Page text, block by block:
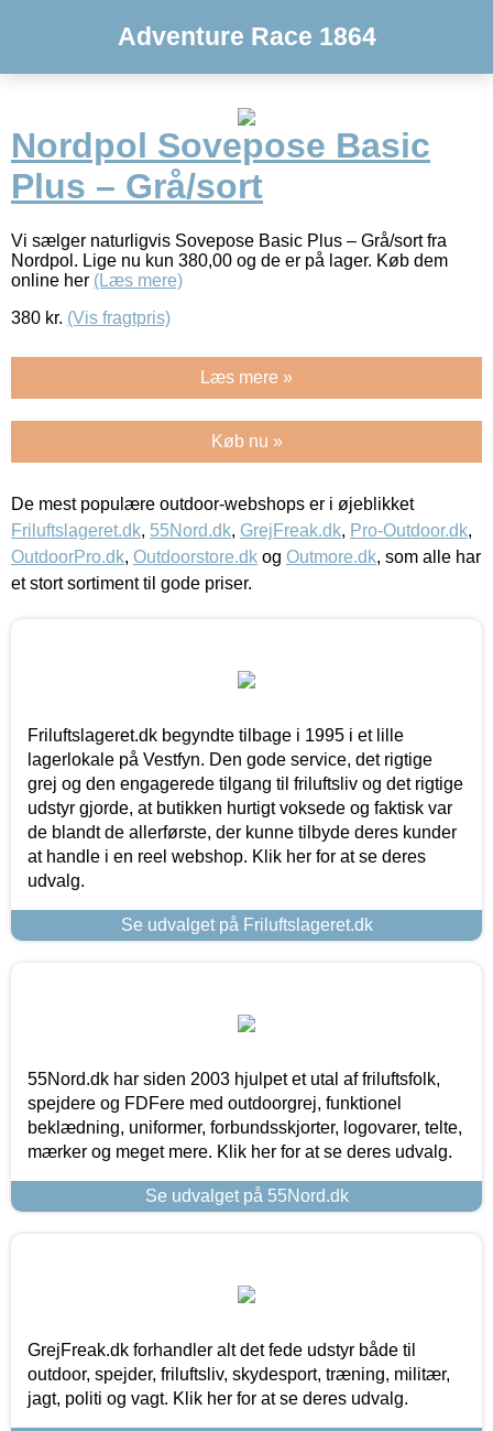
Adventure Race 1864
Nordpol Sovepose Basic
Plus – Grå/sort
Vi sælger naturligvis Sovepose Basic Plus – Grå/sort fra
Nordpol. Lige nu kun 380,00 og de er på lager. Køb dem
online her (Læs mere)
380 kr. (Vis fragtpris)
Læs mere »
Køb nu »
De mest populære outdoor-webshops er i øjeblikket
Friluftslageret.dk, 55Nord.dk, GrejFreak.dk, Pro-Outdoor.dk,
OutdoorPro.dk, Outdoorstore.dk og Outmore.dk, som alle har
et stort sortiment til gode priser.
Friluftslageret.dk begyndte tilbage i 1995 i et lille
lagerlokale på Vestfyn. Den gode service, det rigtige
grej og den engagerede tilgang til friluftsliv og det rigtige
udstyr gjorde, at butikken hurtigt voksede og faktisk var
de blandt de allerførste, der kunne tilbyde deres kunder
at handle i en reel webshop. Klik her for at se deres
udvalg.
Se udvalget på Friluftslageret.dk
55Nord.dk har siden 2003 hjulpet et utal af friluftsfolk,
spejdere og FDFere med outdoorgrej, funktionel
beklædning, uniformer, forbundsskjorter, logovarer, telte,
mærker og meget mere. Klik her for at se deres udvalg.
Se udvalget på 55Nord.dk
GrejFreak.dk forhandler alt det fede udstyr både til
outdoor, spejder, friluftsliv, skydesport, træning, militær,
jagt, politi og vagt. Klik her for at se deres udvalg.